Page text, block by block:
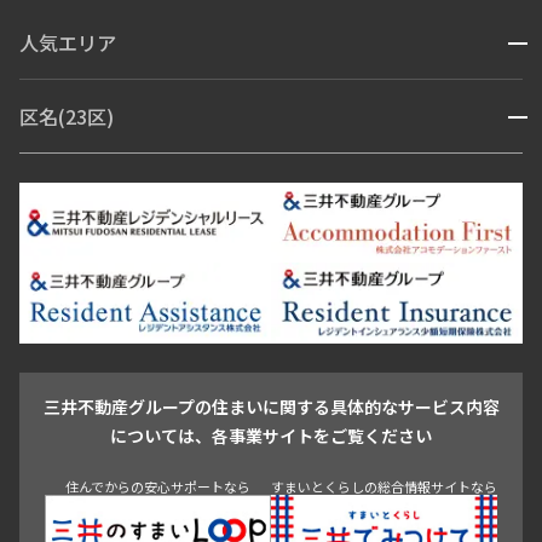
ブランドマンション
人気エリア 開閉
青山・表参道・原宿
市ヶ谷・神楽坂・飯田橋
三田・芝・浜松町
芝浦・汐留・品川
月島・勝どき・豊洲
本郷・春日・小石川
目白・高田馬場・早稲田
池尻大橋・三軒茶屋
祐天寺・学芸大学・自由が丘
駒沢・用賀・二子玉川
成城・砧
池袋・板橋・王子
青山 渋谷 東京・大手町 新宿 品川
目黒・中目黒
区名(23区) 開閉
江東区 台東区 墨田区
中野区
豊島区
杉並区 板橋区 練馬区 荒川区
足立区
葛飾区
江戸川区
三井不動産グループの住まいに関する具体的なサービス内容
については、各事業サイトをご覧ください
住んでからの安心サポートなら すまいとくらしの総合情報サイトなら